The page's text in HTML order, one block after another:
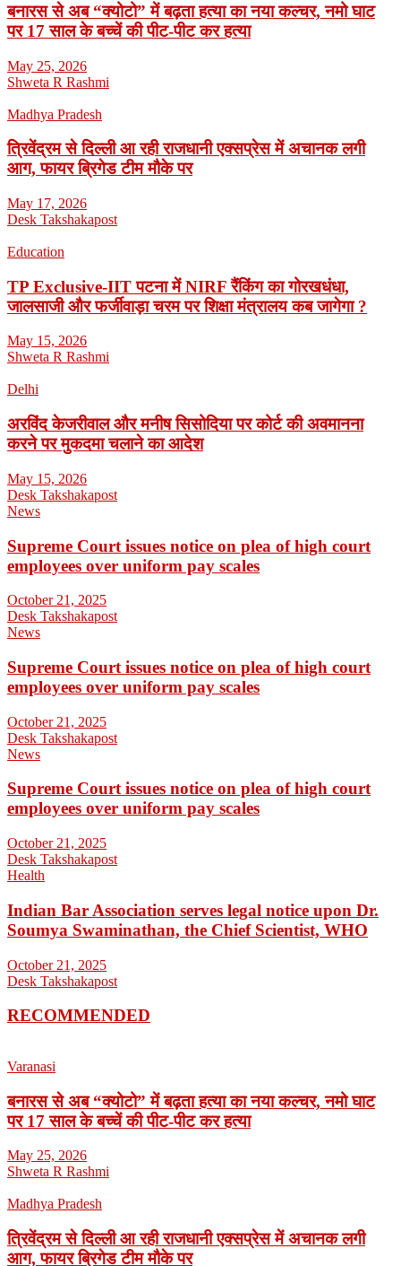
बनारस से अब “क्योटो” में बढ़ता हत्या का नया कल्चर, नमो घाट
पर 17 साल के बच्चें की पीट-पीट कर हत्या
May 25, 2026
Shweta R Rashmi
Madhya Pradesh
त्रिवेंद्रम से दिल्ली आ रही राजधानी एक्सप्रेस में अचानक लगी
आग, फायर ब्रिगेड टीम मौके पर
May 17, 2026
Desk Takshakapost
Education
TP Exclusive-IIT पटना में NIRF रैंकिंग का गोरखधंधा,
जालसाजी और फर्जीवाड़ा चरम पर शिक्षा मंत्रालय कब जागेगा ?
May 15, 2026
Shweta R Rashmi
Delhi
अरविंद केजरीवाल और मनीष सिसोदिया पर कोर्ट की अवमानना
करने पर मुकदमा चलाने का आदेश
May 15, 2026
Desk Takshakapost
News
Supreme Court issues notice on plea of high court
employees over uniform pay scales
October 21, 2025
Desk Takshakapost
News
Supreme Court issues notice on plea of high court
employees over uniform pay scales
October 21, 2025
Desk Takshakapost
News
Supreme Court issues notice on plea of high court
employees over uniform pay scales
October 21, 2025
Desk Takshakapost
Health
Indian Bar Association serves legal notice upon Dr.
Soumya Swaminathan, the Chief Scientist, WHO
October 21, 2025
Desk Takshakapost
RECOMMENDED
Varanasi
बनारस से अब “क्योटो” में बढ़ता हत्या का नया कल्चर, नमो घाट
पर 17 साल के बच्चें की पीट-पीट कर हत्या
May 25, 2026
Shweta R Rashmi
Madhya Pradesh
त्रिवेंद्रम से दिल्ली आ रही राजधानी एक्सप्रेस में अचानक लगी
आग, फायर ब्रिगेड टीम मौके पर